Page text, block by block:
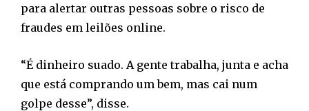
para alertar outras pessoas sobre o risco de
fraudes em leilões online.
“É dinheiro suado. A gente trabalha, junta e acha
que está comprando um bem, mas cai num
golpe desse”, disse.